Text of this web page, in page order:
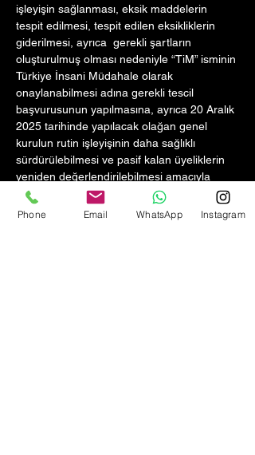
işleyişin sağlanması, eksik maddelerin
tespit edilmesi, tespit edilen eksikliklerin
giderilmesi, ayrıca  gerekli şartların
oluşturulmuş olması nedeniyle “TiM” isminin
Türkiye İnsani Müdahale olarak
onaylanabilmesi adına gerekli tescil
başvurusunun yapılmasına, ayrıca 20 Aralık
2025 tarihinde yapılacak olağan genel
kurulun rutin işleyişinin daha sağlıklı
sürdürülebilmesi ve pasif kalan üyeliklerin
yeniden değerlendirilebilmesi amacıyla
22/08/2025 tarihinde olağanüstü genel
kurul yapılmasına karar verilmiştir.
Phone Email WhatsApp Instagram